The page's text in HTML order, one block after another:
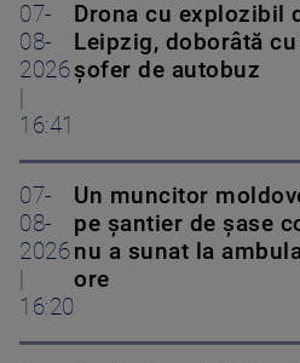
07-
08-
2026
16:41
Drona cu explozibil
Leipzig, doborâtă
șofer de autobuz
07-
08-
2026
16:20
Un muncitor
pe șantier de șase
nu a sunat la
ore